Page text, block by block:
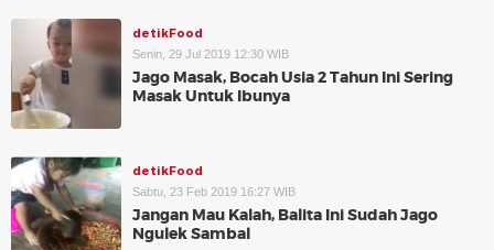
detikFood
Senin, 29 Jul 2019 12:30 WIB
Jago Masak, Bocah Usia 2 Tahun Ini Sering
Masak Untuk Ibunya
detikFood
Sabtu, 23 Feb 2019 16:27 WIB
Jangan Mau Kalah, Balita Ini Sudah Jago
Ngulek Sambal